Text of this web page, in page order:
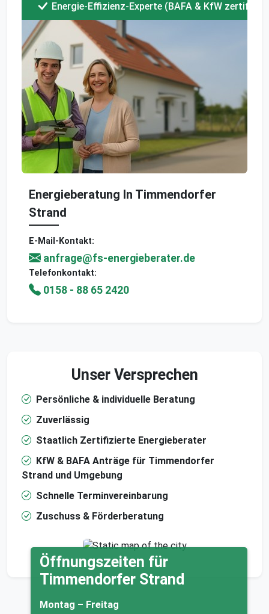
Energie-Effizienz-Experte (BAFA & KfW
Energieberatung In Timmendorfer
Strand
E-Mail-Kontakt:
anfrage@fs-energieberater.de
Telefonkontakt:
0158 - 88 65 2420
Unser Versprechen
Persönliche & individuelle Beratung
Zuverlässig
Staatlich Zertifizierte Energieberater
KfW & BAFA Anträge für Timmendorfer
Strand und Umgebung
Schnelle Terminvereinbarung
Zuschuss & Förderberatung
Öffnungszeiten für
Timmendorfer Strand
Montag – Freitag